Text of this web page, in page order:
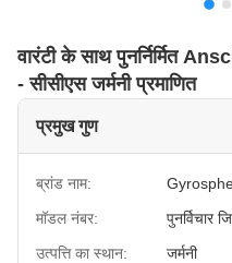
वारंटी के साथ पुनर्निर्मित
- सीसीएस जर्मनी प्रमाणित
प्रमुख गुण
ब्रांड नाम:
मॉडल नंबर:
पुनर्विचार
उत्पत्ति का स्थान:
जर्मनी